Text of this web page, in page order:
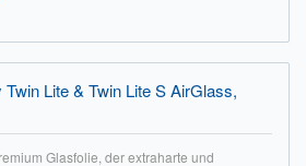
Lite & Twin Lite S AirGlass,
Glasfolie, der extraharte und